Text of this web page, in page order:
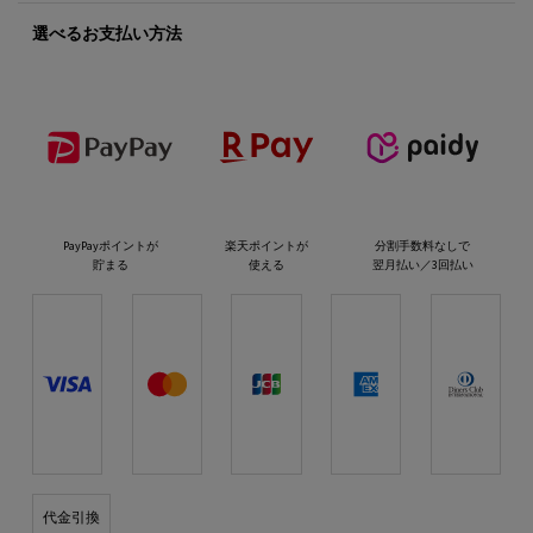
選べるお支払い方法
PayPayポイントが
貯まる
楽天ポイントが
使える
分割手数料なしで
翌月払い／3回払い
代金引換